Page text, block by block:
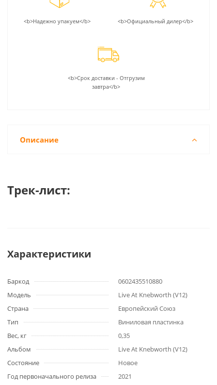
<b>Надежно упакуем</b> <b>Официальный дилер</b>
<b>Срок доставки - Отгрузим
завтра</b>
Описание
Трек-лист:
Характеристики
Баркод
0602435510880
Модель
Live At Knebworth (V12)
Страна
Европейский Союз
Тип
Виниловая пластинка
Вес, кг
0,35
Альбом
Live At Knebworth (V12)
Состояние
Новое
Год первоначального релиза
2021